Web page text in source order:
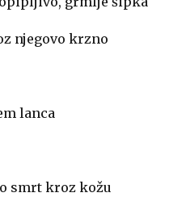
njegovo krzno
lanca
smrt kroz kožu